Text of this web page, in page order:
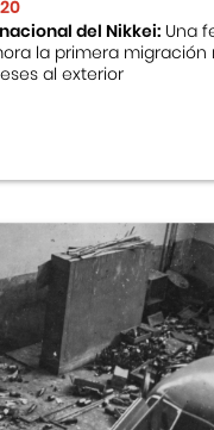
del Nikkei:Una
la primera migración
al exterior